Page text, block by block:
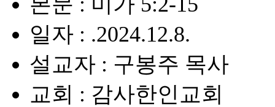
일자 : .2024.12.8.
설교자 : 구봉주 목사
교회 : 감사한인교회